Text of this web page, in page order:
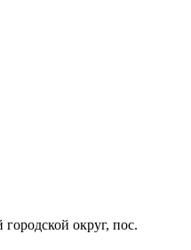
округ, пос.